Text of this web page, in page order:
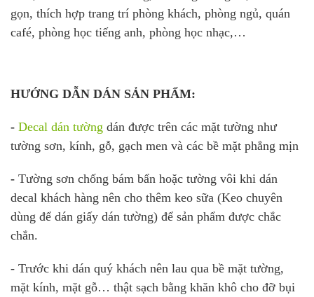
gọn, thích hợp trang trí phòng khách, phòng ngủ, quán
café, phòng học tiếng anh, phòng học nhạc,…
HƯỚNG DẪN DÁN SẢN PHẨM:
- Decal dán tường dán được trên các mặt tường như
tường sơn, kính, gỗ, gạch men và các bề mặt phẳng mịn
- Tường sơn chống bám bẩn hoặc tường vôi khi dán
decal khách hàng nên cho thêm keo sữa (Keo chuyên
dùng để dán giấy dán tường) để sản phẩm được chắc
chắn.
- Trước khi dán quý khách nên lau qua bề mặt tường,
mặt kính, mặt gỗ… thật sạch bằng khăn khô cho đỡ bụi